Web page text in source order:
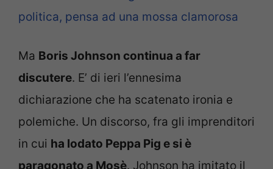
politica, pensa ad una mossa clamorosa
Ma Boris Johnson continua a far
discutere. E’ di ieri l’ennesima
dichiarazione che ha scatenato ironia e
polemiche. Un discorso, fra gli imprenditori
in cui ha lodato Peppa Pig e si è
paragonato a Mosè. Johnson ha imitato il